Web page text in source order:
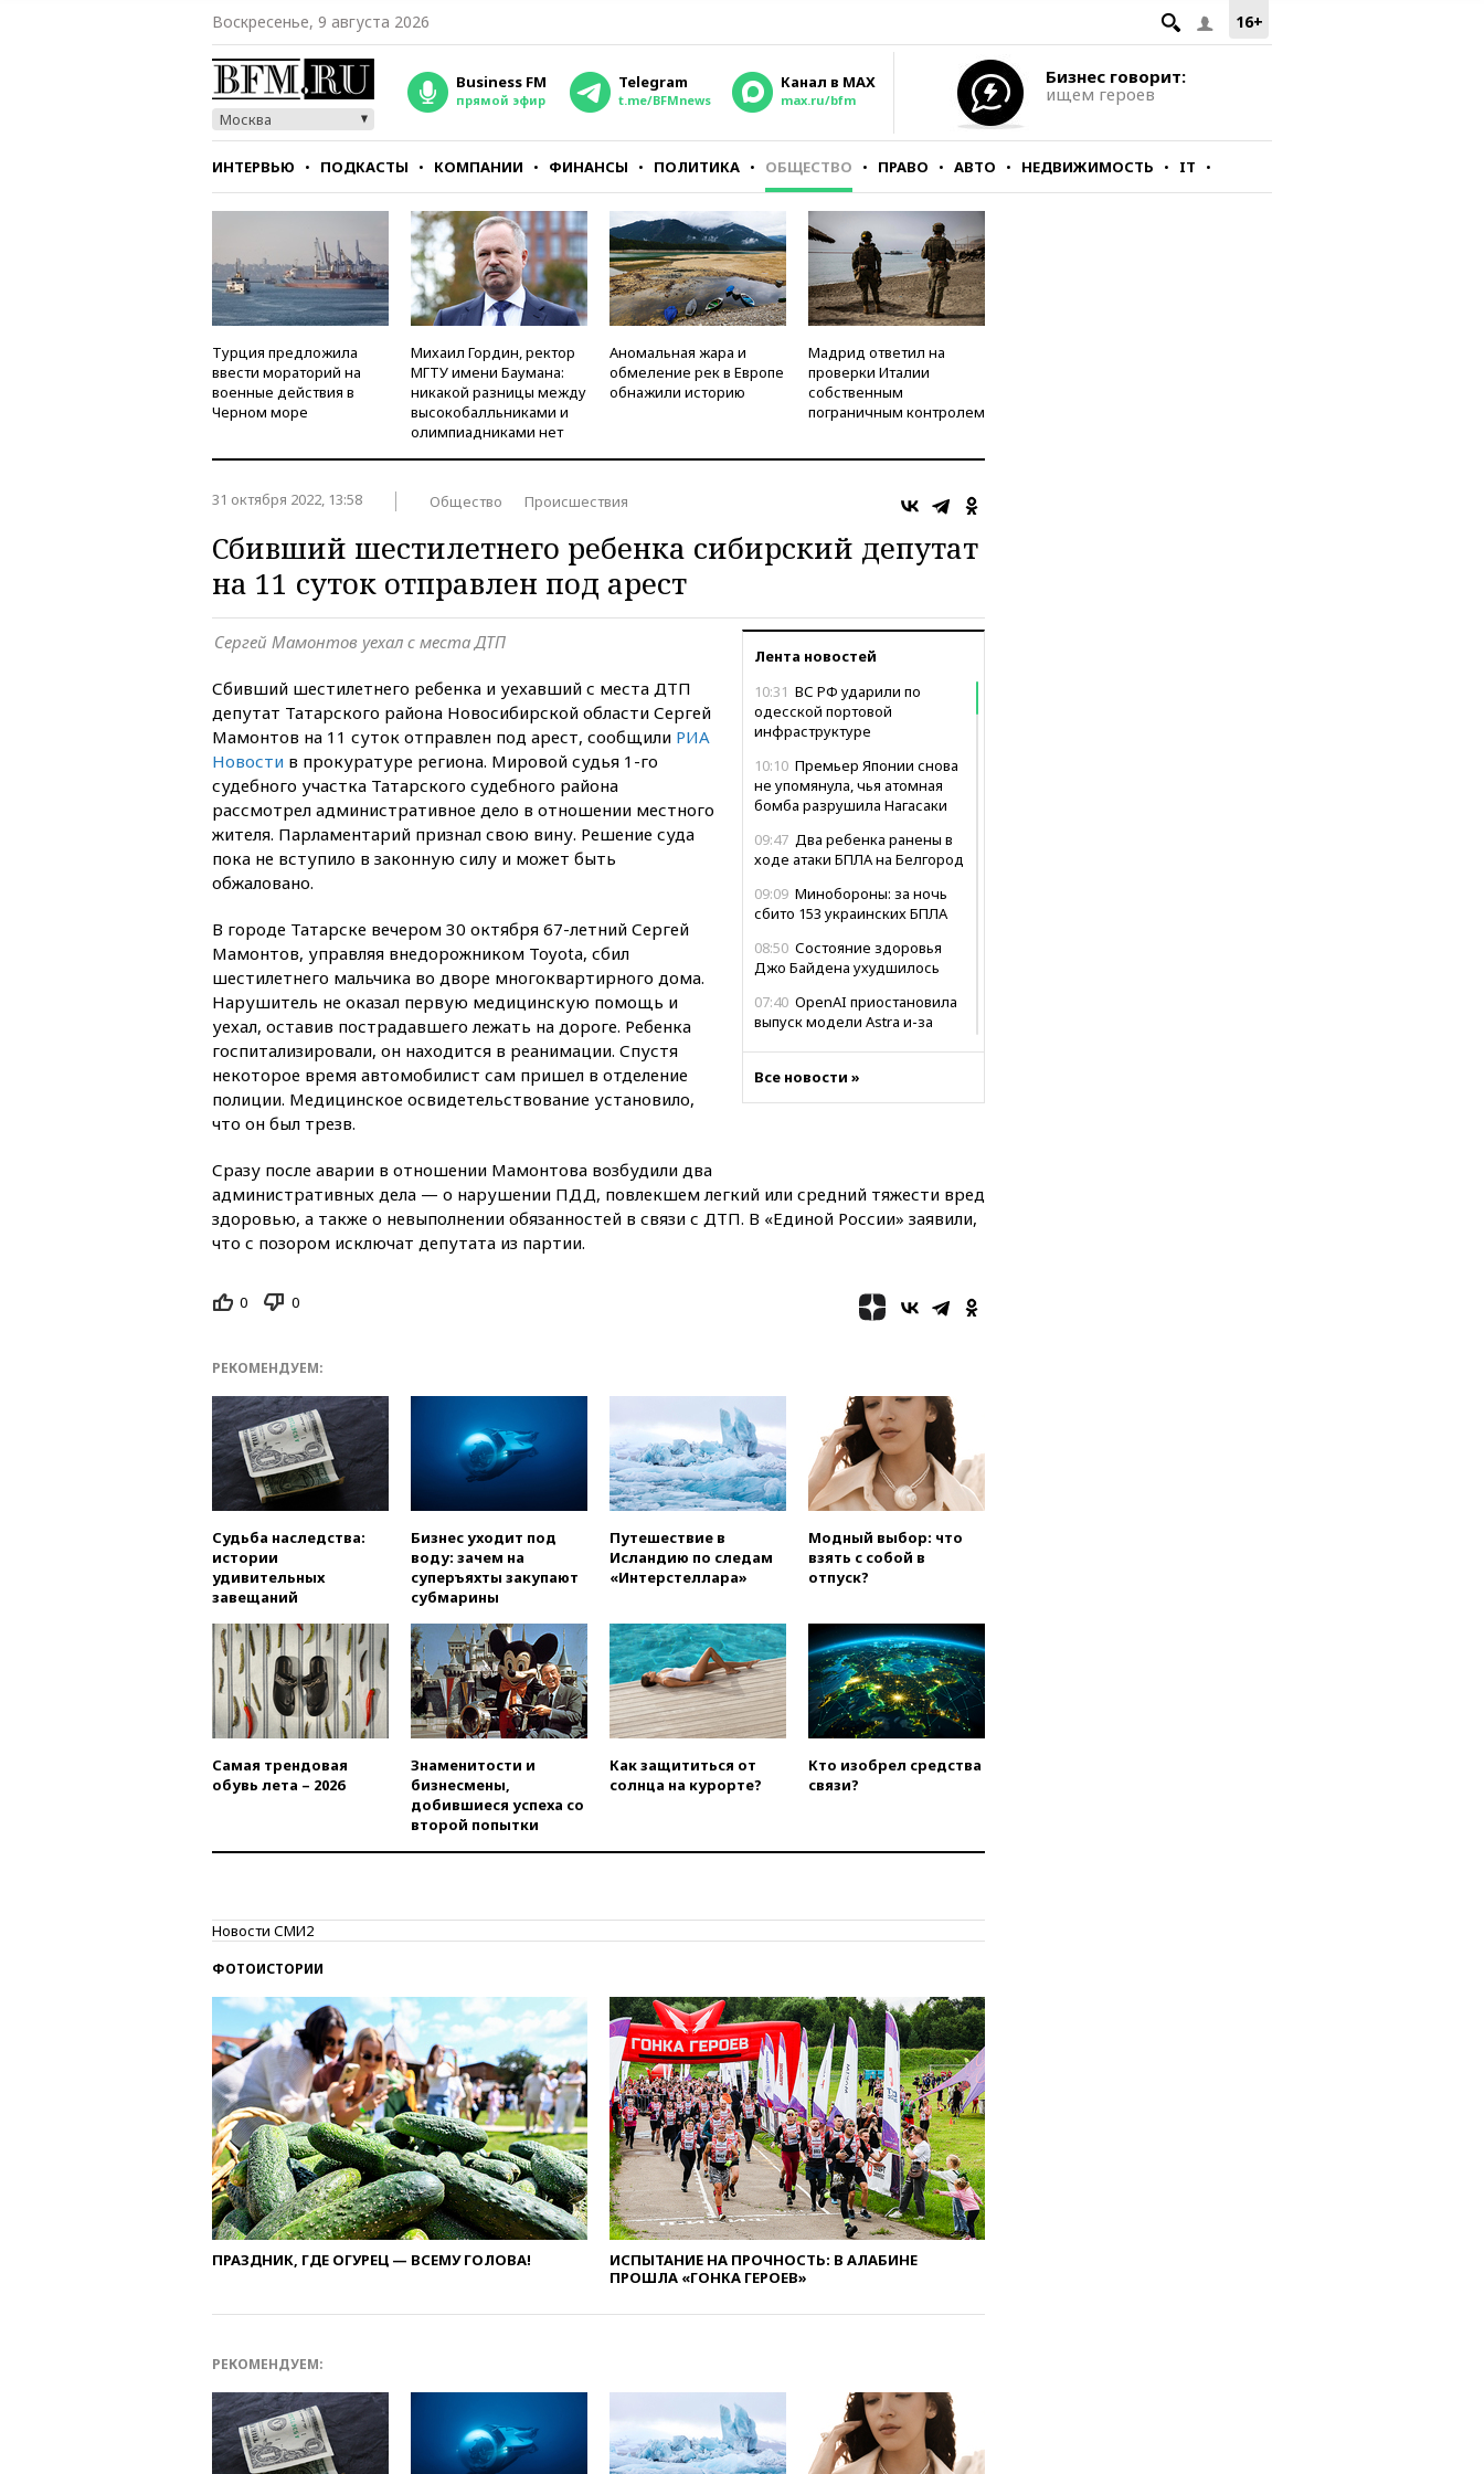
16+
Воскресенье, 9 августа 2026
Москва
Business FM
прямой эфир
Telegram
t.me/BFMnews
Канал в MAX
max.ru/bfm
Бизнес говорит:
ищем героев
ИНТЕРВЬЮ ПОДКАСТЫ КОМПАНИИ ФИНАНСЫ ПОЛИТИКА ОБЩЕСТВО ПРАВО АВТО НЕДВИЖИМОСТЬ IT
СТИЛЬ ТЕСТЫ
Турция предложила
ввести мораторий на
военные действия в
Черном море
Михаил Гордин, ректор
МГТУ имени Баумана:
никакой разницы между
высокобалльниками и
олимпиадниками нет
Аномальная жара и
обмеление рек в Европе
обнажили историю
Мадрид ответил на
проверки Италии
собственным
пограничным контролем
31 октября 2022, 13:58 Общество Происшествия
Сбивший шестилетнего ребенка сибирский депутат
на 11 суток отправлен под арест
Лента новостей
10:31 ВС РФ ударили по
одесской портовой
инфраструктуре
10:10 Премьер Японии снова
не упомянула, чья атомная
бомба разрушила Нагасаки
09:47 Два ребенка ранены в
ходе атаки БПЛА на Белгород
09:09 Минобороны: за ночь
сбито 153 украинских БПЛА
08:50 Состояние здоровья
Джо Байдена ухудшилось
07:40 OpenAI приостановила
выпуск модели Astra и-за
06:25 У берегов Италии
свыше $1 млрд
02:22Собянин сообщил о
Россиянин в среднем
съедает несколько арбузов за
во время сплава
вчера, 23:30Жителя Нижнего
Тагила арестовали за реакции
в Теlegram
режиссер Кирилл Соколов
снимет триллер для Netflix
торговым судам в Черном
море
вчера, 21:43Экс-
председатель Верховного
суда Венгрии согласился стать
вчера, 20:58 Финляндия
нефтяной компании ADNOC в
Ормузе
вчера, 18:56«Газпром»: объем
газа в европейских подземных
хранилищах достиг
антирекорда
вчера, 18:25ТАСС: Уиткофф и
Кушнер могут вскоре посетить
Москву и Киев
вчера, 17:43 «Тиса» выдвинула
суда на пост президента
вчера, 16:16
Беспилотник
взорвался вблизи
газопровода в Болгарии
Все новости »
Сергей Мамонтов уехал с места ДТП
Сбивший шестилетнего ребенка и уехавший с места ДТП
депутат Татарского района Новосибирской области Сергей
Мамонтов на 11 суток отправлен под арест, сообщили РИА
Новости в прокуратуре региона. Мировой судья 1-го
судебного участка Татарского судебного района
рассмотрел административное дело в отношении местного
жителя. Парламентарий признал свою вину. Решение суда
пока не вступило в законную силу и может быть
обжаловано.
В городе Татарске вечером 30 октября 67-летний Сергей
Мамонтов, управляя внедорожником Toyota, сбил
шестилетнего мальчика во дворе многоквартирного дома.
Нарушитель не оказал первую медицинскую помощь и
уехал, оставив пострадавшего лежать на дороге. Ребенка
госпитализировали, он находится в реанимации. Спустя
некоторое время автомобилист сам пришел в отделение
полиции. Медицинское освидетельствование установило,
что он был трезв.
Сразу после аварии в отношении Мамонтова возбудили два
административных дела — о нарушении ПДД, повлекшем легкий или средний тяжести вред
здоровью, а также о невыполнении обязанностей в связи с ДТП. В «Единой России» заявили,
что с позором исключат депутата из партии.
0 0
РЕКОМЕНДУЕМ:
Судьба наследства:
истории
удивительных
завещаний
Бизнес уходит под
воду: зачем на
суперъяхты закупают
субмарины
Путешествие в
Исландию по следам
«Интерстеллара»
Модный выбор: что
взять с собой в
отпуск?
Самая трендовая
обувь лета – 2026
Знаменитости и
бизнесмены,
добившиеся успеха со
второй попытки
Как защититься от
солнца на курорте?
Кто изобрел средства
связи?
Новости СМИ2
ФОТОИСТОРИИ
ПРАЗДНИК, ГДЕ ОГУРЕЦ — ВСЕМУ ГОЛОВА!
ИСПЫТАНИЕ НА ПРОЧНОСТЬ: В АЛАБИНЕ
ПРОШЛА «ГОНКА ГЕРОЕВ»
РЕКОМЕНДУЕМ: